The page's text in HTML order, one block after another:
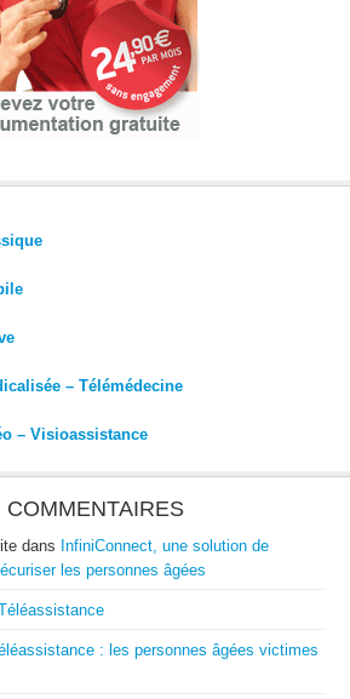
– Télémédecine
– Visioassistance
dans InfiniConnect, une solution de
les personnes âgées
: les personnes âgées victimes